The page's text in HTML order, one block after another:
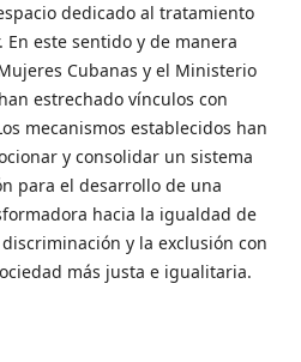
dedicado al tratamiento
este sentido y de manera
Cubanas y el Ministerio
estrechado vínculos con
mecanismos establecidos han
y consolidar un sistema
para el desarrollo de una
hacia la igualdad de
y la exclusión con
más justa e igualitaria.